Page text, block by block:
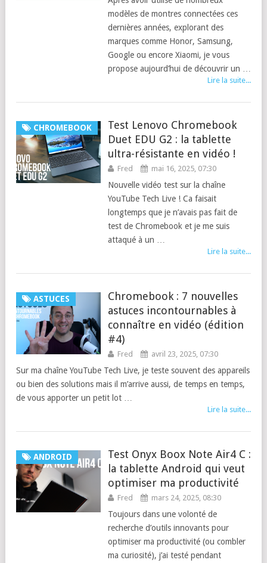
modèles de montres connectées ces
dernières années, explorant des
marques comme Honor, Samsung,
Google ou encore Xiaomi, je vous
propose aujourd’hui de découvrir un …
Lire la suite...
CHROMEBOOK
Test Lenovo Chromebook
Duet EDU G2 : la tablette
ultra-résistante en vidéo !
Fred mai 16, 2025, 07:30
Nouvelle vidéo test sur la chaîne
YouTube Tech Live ! Ca faisait
longtemps que je n’avais pas fait de
test de Chromebook et je me suis
attaqué à un …
Lire la suite...
ASTUCES
Chromebook : 7 nouvelles
astuces incontournables à
connaître en vidéo (édition
#4)
Fred avril 23, 2025, 07:30
Sur ma chaîne YouTube Tech Live, je teste souvent des appareils
ou bien des solutions mais il m’arrive aussi, de temps en temps,
de vous apporter un petit lot …
Lire la suite...
ANDROID
Test Onyx Boox Note Air4 C :
la tablette Android qui veut
optimiser ma productivité
Fred mars 24, 2025, 08:30
Toujours dans une volonté de
recherche d’outils innovants pour
optimiser ma productivité (ou combler
ma curiosité), j’ai testé pendant